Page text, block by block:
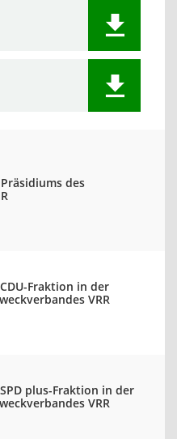
des
Fraktion in der
VRR
plus-Fraktion in der
VRR